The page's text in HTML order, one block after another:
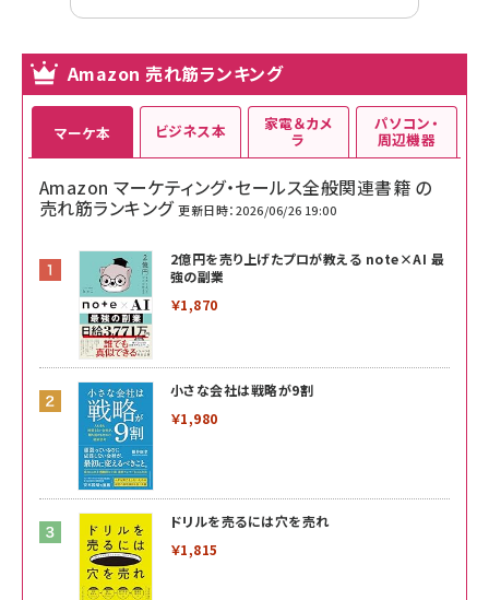
Amazon 売れ筋ランキング
マーケ本
Amazon マーケティング・セールス全般関連書籍 の
売れ筋ランキング 更新日時：2026/06/26 19:00
2億円を売り上げたプロが教える note×AI 最
強の副業
￥1,870
小さな会社は戦略が9割
￥1,980
ドリルを売るには穴を売れ
￥1,815
ビジネス本 家電＆カメ
ラ
パソコン・
周辺機器